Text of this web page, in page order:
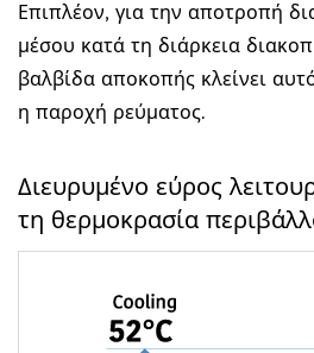
Επιπλέον, για την αποτροπή
μέσου κατά τη διάρκεια
βαλβίδα αποκοπής κλείνει
η παροχή ρεύματος.
Διευρυμένο εύρος
τη θερμοκρασία